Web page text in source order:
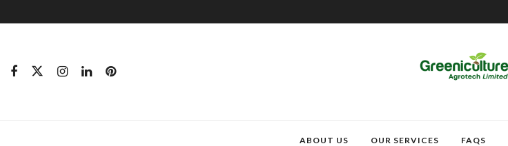
ABOUT US OUR SERVICES FAQS